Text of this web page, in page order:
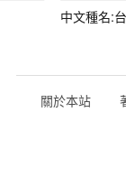
中文種名:
關於本站